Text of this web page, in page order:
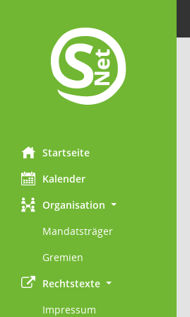
Startseite
Kalender
Organisation
Mandatsträger
Gremien
Rechtstexte
Impressum